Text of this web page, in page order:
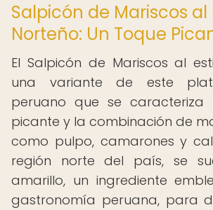
Salpicón de Mariscos al
Norteño: Un Toque
El Salpicón de Mariscos al
una variante de este
peruano que se
picante y la combinación de
como pulpo, camarones y
región norte del país, se
amarillo, un ingrediente
gastronomía peruana, para